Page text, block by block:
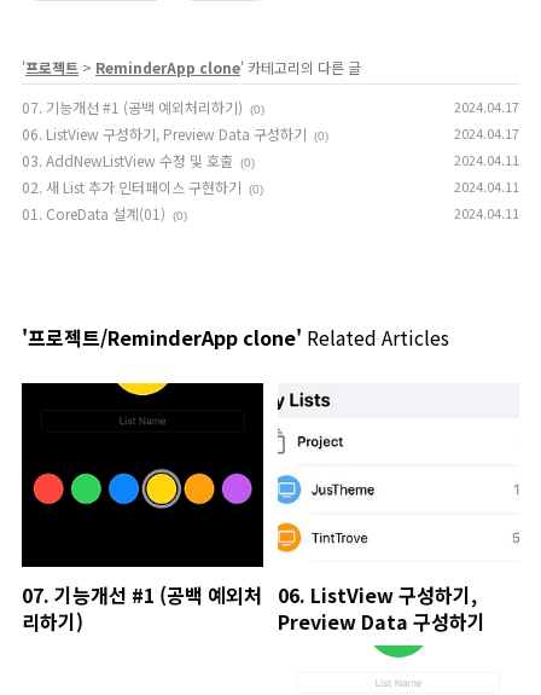
'프로젝트 > ReminderApp clone' 카테고리의 다른 글
07. 기능개선 #1 (공백 예외처리하기)
(0) 2024.04.17
06. ListView 구성하기, Preview Data 구성하기 (0) 2024.04.17
03. AddNewListView 수정 및 호출 (0) 2024.04.11
02. 새 List 추가 인터페이스 구현하기 (0) 2024.04.11
01. CoreData 설계(01) (0) 2024.04.11
'프로젝트/ReminderApp clone' Related Articles
07. 기능개선 #1 (공백 예외처
리하기)
06. ListView 구성하기,
Preview Data 구성하기